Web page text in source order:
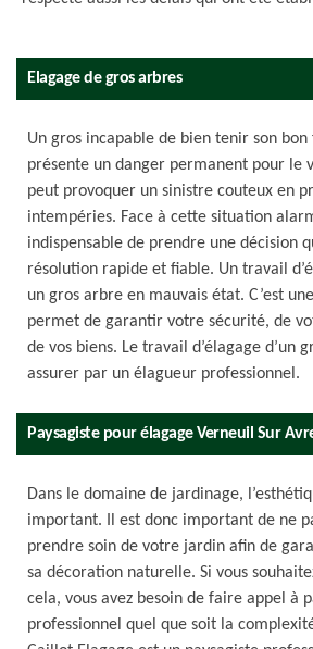
Elagage de gros arbres
Un gros incapable de bien tenir son
présente un danger permanent pour le
peut provoquer un sinistre couteux en
intempéries. Face à cette situation
indispensable de prendre une décision
résolution rapide et fiable. Un travail
un gros arbre en mauvais état. C’est
permet de garantir votre sécurité, de
de vos biens. Le travail d’élagage d’un
assurer par un élagueur professionnel.
Paysagiste pour élagage Verneuil Sur
Dans le domaine de jardinage,
important. Il est donc important de ne
prendre soin de votre jardin afin de
sa décoration naturelle. Si vous
cela, vous avez besoin de faire appel à
professionnel quel que soit la